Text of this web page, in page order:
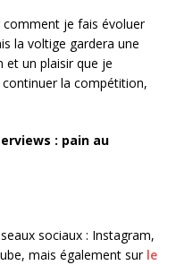
comment je fais évoluer
la voltige gardera une
et un plaisir que je
la compétition,
: pain au
sociaux : Instagram,
mais également sur le